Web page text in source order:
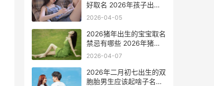
好取名 2026年孩子出生
姓名
2026-04-05
2026猪年出生的宝宝取名
禁忌有哪些 2026年猪年
出生的宝宝是什么命
2026-04-07
2026年二月初七出生的双
胞胎男生应该起啥子名